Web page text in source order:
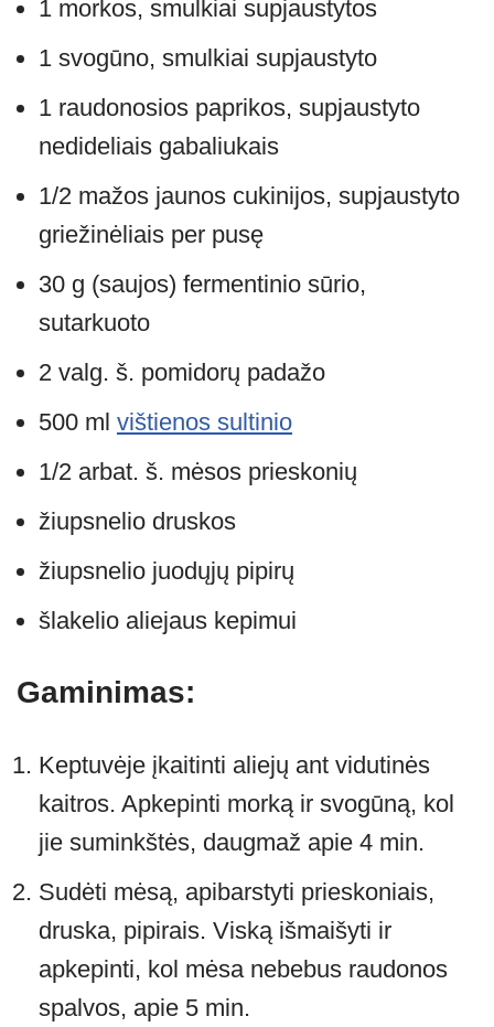
1 morkos, smulkiai supjaustytos
1 svogūno, smulkiai supjaustyto
1 raudonosios paprikos, supjaustyto
nedideliais gabaliukais
1/2 mažos jaunos cukinijos, supjaustyto
griežinėliais per pusę
30 g (saujos) fermentinio sūrio,
sutarkuoto
2 valg. š. pomidorų padažo
500 ml vištienos sultinio
1/2 arbat. š. mėsos prieskonių
žiupsnelio druskos
žiupsnelio juodųjų pipirų
šlakelio aliejaus kepimui
Gaminimas:
Keptuvėje įkaitinti aliejų ant vidutinės
kaitros. Apkepinti morką ir svogūną, kol
jie suminkštės, daugmaž apie 4 min.
Sudėti mėsą, apibarstyti prieskoniais,
druska, pipirais. Viską išmaišyti ir
apkepinti, kol mėsa nebebus raudonos
spalvos, apie 5 min.